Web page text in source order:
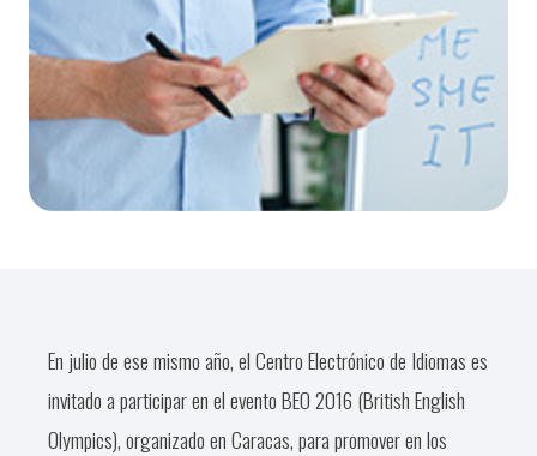
En julio de ese mismo año, el Centro Electrónico de Idiomas es
invitado a participar en el evento BEO 2016 (British English
Olympics), organizado en Caracas, para promover en los